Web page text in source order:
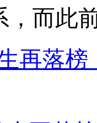
，而此
再落